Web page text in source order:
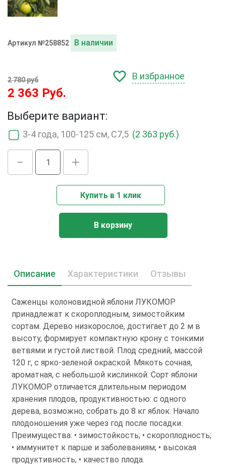
Артикул №258852 В наличии
2 780 руб
2 363 Руб.
В избранное
Выберите вариант:
3-4 года, 100-125 см, С7,5 (2 363 руб.)
Купить в 1 клик
В корзину
Описание Характеристики Отзывы
Саженцы колоновидной яблони ЛУКОМОР
принадлежат к скороплодным, зимостойким
сортам. Дерево низкорослое, достигает до 2 м в
высоту, формирует компактную крону с тонкими
ветвями и густой листвой. Плод средний, массой
120 г, с ярко-зеленой окраской. Мякоть сочная,
ароматная, с небольшой кислинкой. Сорт яблони
ЛУКОМОР отличается длительным периодом
хранения плодов, продуктивностью: с одного
дерева, возможно, собрать до 8 кг яблок. Начало
плодоношения уже через год после посадки.
Преимущества: • зимостойкость; • скороплодность;
• иммунитет к парше и заболеваниям; • высокая
продуктивность; • качество плода.